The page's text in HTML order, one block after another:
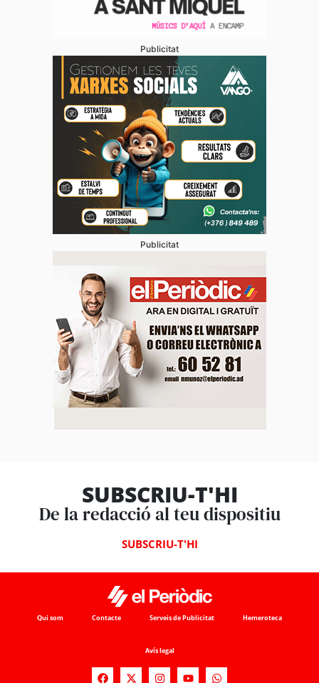
Publicitat
Publicitat
SUBSCRIU-T'HI
De la redacció al teu dispositiu
SUBSCRIU-T'HI
Qui som Contacte Serveis de Publicitat Hemeroteca
Avís legal